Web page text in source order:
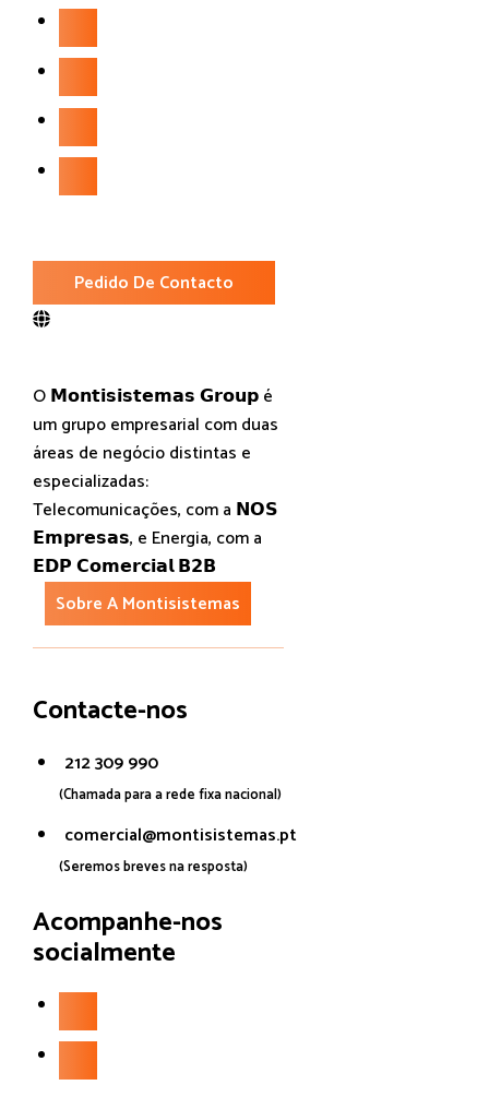
Pedido De Contacto
O 𝗠𝗼𝗻𝘁𝗶𝘀𝗶𝘀𝘁𝗲𝗺𝗮𝘀 𝗚𝗿𝗼𝘂𝗽 é
um grupo empresarial com duas
áreas de negócio distintas e
especializadas:
Telecomunicações, com a 𝗡𝗢𝗦
𝗘𝗺𝗽𝗿𝗲𝘀𝗮𝘀, e Energia, com a
𝗘𝗗𝗣 𝗖𝗼𝗺𝗲𝗿𝗰𝗶𝗮𝗹 𝗕𝟮𝗕
Sobre A Montisistemas
Contacte-nos
212 309 990
(Chamada para a rede fixa nacional)
comercial@montisistemas.pt
(Seremos breves na resposta)
Acompanhe-nos
socialmente